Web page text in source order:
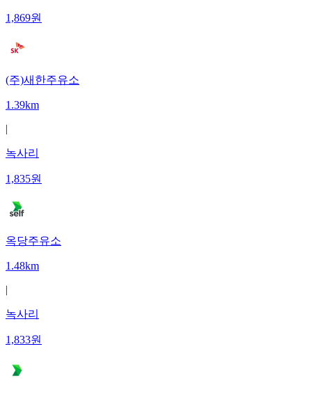
1,869원
(주)새한주유소
1.39km
|
녹사리
1,835원
옥당주유소
1.48km
|
녹사리
1,833원